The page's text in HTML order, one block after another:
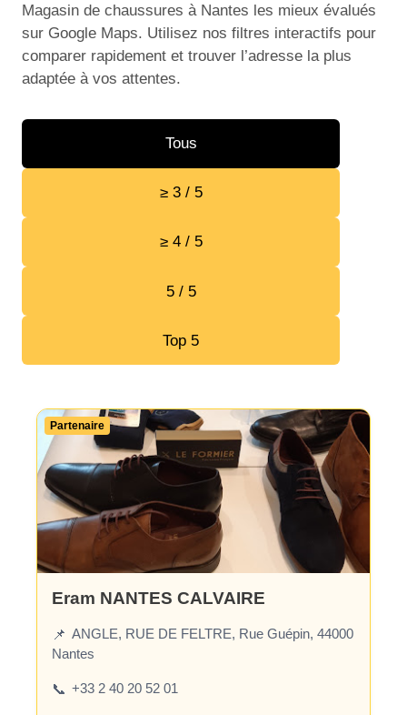
Magasin de chaussures à Nantes les mieux évalués
sur Google Maps. Utilisez nos filtres interactifs pour
comparer rapidement et trouver l’adresse la plus
adaptée à vos attentes.
Tous
≥ 3 / 5
≥ 4 / 5
5 / 5
Top 5
Partenaire
Eram NANTES CALVAIRE
📌 ANGLE, RUE DE FELTRE, Rue Guépin, 44000
Nantes
📞 +33 2 40 20 52 01